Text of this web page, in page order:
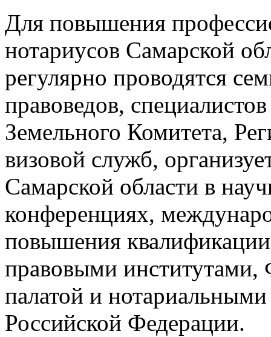
Для повышения
нотариусов Самарской
регулярно проводятся
правоведов,
Земельного Комитета,
визовой служб,
Самарской области в
конференциях,
повышения
правовыми институтами,
палатой и нотариальными
Российской Федерации.